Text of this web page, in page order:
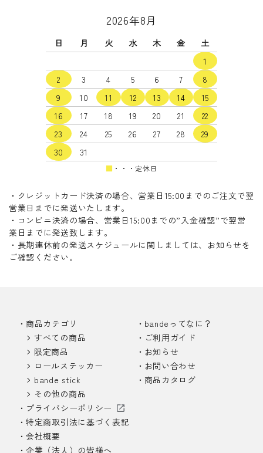
2026年8月
日 月 火 水 木 金
土
1
2
3 4 5 6 7
8
9
10 11 12 13 14
15
16
17 18 19 20 21
22
23
24 25 26 27 28
29
30
31
■ ・・・定休日
・クレジットカード決済の場合、営業日15:00までのご注文で翌
営業日までに発送いたします。
・コンビニ決済の場合、営業日15:00までの”入金確認”で翌営
業日までに発送致します。
・長期連休前の発送スケジュールに関しましては、お知らせを
ご確認ください。
商品カテゴリ
すべての商品
限定商品
ロールステッカー
bande stick
その他の商品
bandeってなに？
ご利用ガイド
お知らせ
お問い合わせ
商品カタログ
プライバシーポリシー
特定商取引法に基づく表記
会社概要
企業（法人）の皆様へ